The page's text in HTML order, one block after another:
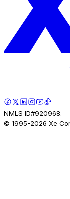
NMLS ID#920968.
© 1995-2026 Xe